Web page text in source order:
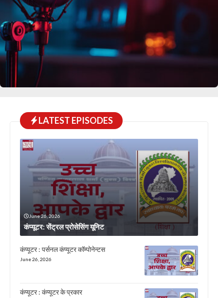
LATEST EPISODES
June 26, 2026
कंप्यूटर: सेंट्रल प्रोसेसिंग यूनिट
कंप्यूटर : पर्सनल कंप्यूटर कॉम्पोनेन्टस
June 26, 2026
कंप्यूटर : कंप्यूटर के प्रकार